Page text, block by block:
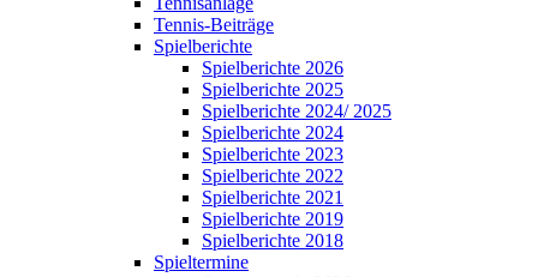
Tennis-Beiträge
Spielberichte
Spielberichte 2026
Spielberichte 2025
Spielberichte 2024/ 2025
Spielberichte 2024
Spielberichte 2023
Spielberichte 2022
Spielberichte 2021
Spielberichte 2019
Spielberichte 2018
Spieltermine